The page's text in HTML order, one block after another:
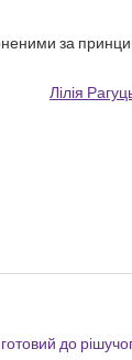
за
Лілія
до